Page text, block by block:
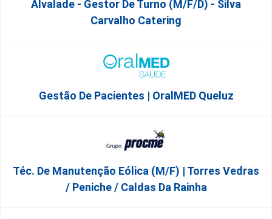
Alvalade - Gestor De Turno (m/f/d) - Silva
Carvalho Catering
Gestão De Pacientes | OralMED Queluz
Téc. De Manutenção Eólica (m/f) | Torres Vedras
/ Peniche / Caldas Da Rainha